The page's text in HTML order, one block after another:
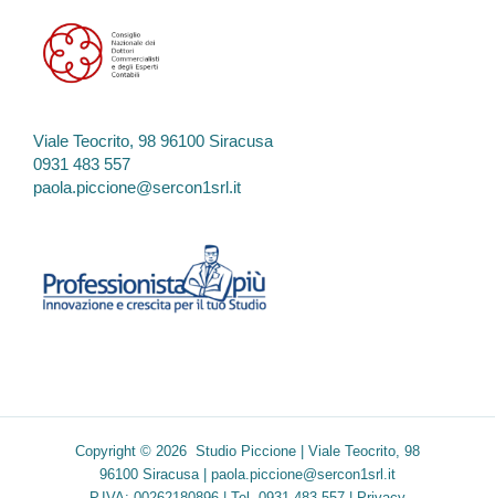
Viale Teocrito, 98 96100 Siracusa
0931 483 557
paola.piccione@sercon1srl.it
Copyright © 2026 Studio Piccione | Viale Teocrito, 98
96100 Siracusa | paola.piccione@sercon1srl.it